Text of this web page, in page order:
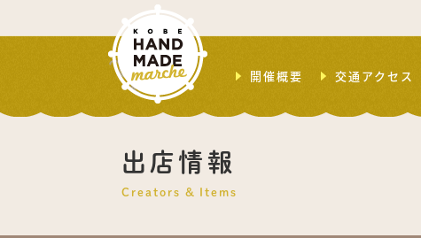
開催概要 交通アクセス
出店情報
Creators & Items